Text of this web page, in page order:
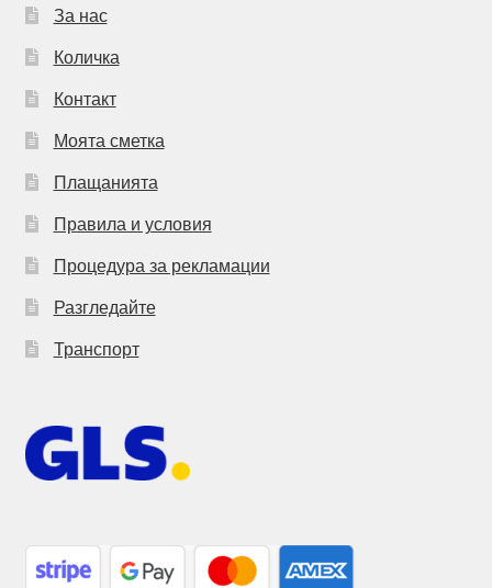
За нас
Количка
Контакт
Моята сметка
Плащанията
Правила и условия
Процедура за рекламации
Разгледайте
Транспорт